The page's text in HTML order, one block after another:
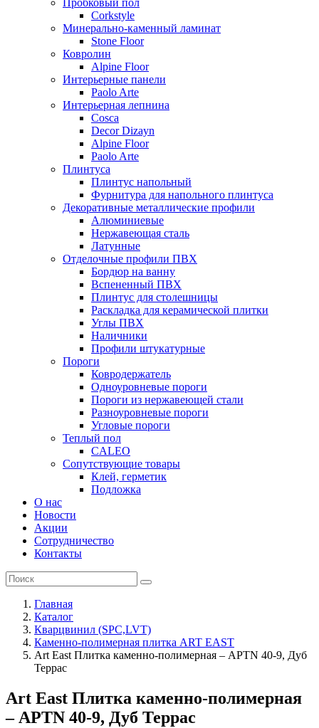
Пробковый пол
Corkstyle
Минерально-каменный ламинат
Stone Floor
Ковролин
Alpine Floor
Интерьерные панели
Paolo Arte
Интерьерная лепнина
Cosca
Decor Dizayn
Alpine Floor
Paolo Arte
Плинтуса
Плинтус напольный
Фурнитура для напольного плинтуса
Декоративные металлические профили
Алюминиевые
Нержавеющая сталь
Латунные
Отделочные профили ПВХ
Бордюр на ванну
Вспененный ПВХ
Плинтус для столешницы
Раскладка для керамической плитки
Углы ПВХ
Наличники
Профили штукатурные
Пороги
Ковродержатель
Одноуровневые пороги
Пороги из нержавеющей стали
Разноуровневые пороги
Угловые пороги
Теплый пол
CALEO
Сопутствующие товары
Клей, герметик
Подложка
О нас
Новости
Акции
Сотрудничество
Контакты
Главная
Каталог
Кварцвинил (SPC,LVT)
Каменно-полимерная плитка ART EAST
Art East Плитка каменно-полимерная – APTN 40-9, Дуб
Террас
Art East Плитка каменно-полимерная
– APTN 40-9, Дуб Террас